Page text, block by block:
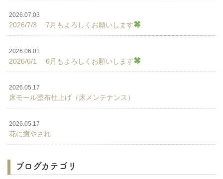
2026.07.03
2026/7/3 7月もよろしくお願いします
2026.06.01
2026/6/1 6月もよろしくお願いします
2026.05.17
床モール塗布仕上げ（床メンテナンス）
2026.05.17
花に癒やされ
ブログカテゴリ